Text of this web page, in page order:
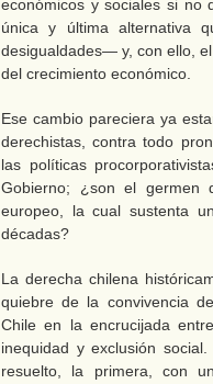
económicos y sociales si no
única y última alternativa
desigualdades― y, con ello,
del crecimiento económico.
Ese cambio pareciera ya
derechistas, contra todo
las políticas
Gobierno; ¿son el germen
europeo, la cual sustenta
décadas?
La derecha chilena
quiebre de la convivencia
Chile en la encrucijada
inequidad y exclusión
resuelto, la primera, con